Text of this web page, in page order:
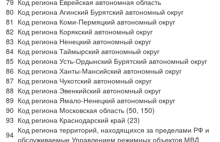
79 Код региона Еврейская автономная область
80 Код региона Агинский Бурятский автономный округ
81 Код региона Коми-Пермяцкий автономный округ
82 Код региона Корякский автономный округ
83 Код региона Ненецкий автономный округ
84 Код региона Таймырский автономный округ
85 Код региона Усть-Ордынский Бурятский автономный округ
86 Код региона Ханты-Мансийский автономный округ
87 Код региона Чукотский автономный округ
88 Код региона Эвенкийский автономный округ
89 Код региона Ямало-Ненецкий автономный округ
90 Код региона Московская область (50, 150)
93 Код региона Краснодарский край (23)
94 Код региона территорий, находящихся за пределами РФ и
обслуживаемые Управлением режимных объектов МВД